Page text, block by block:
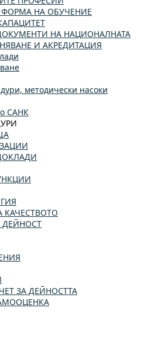
НА ОБУЧЕНИЕ
НА НАЦИОНАЛНАТА
И АКРЕДИТАЦИЯ
методически насоки
САНК
КАЧЕСТВОТО
ЗА ДЕЙНОСТТА